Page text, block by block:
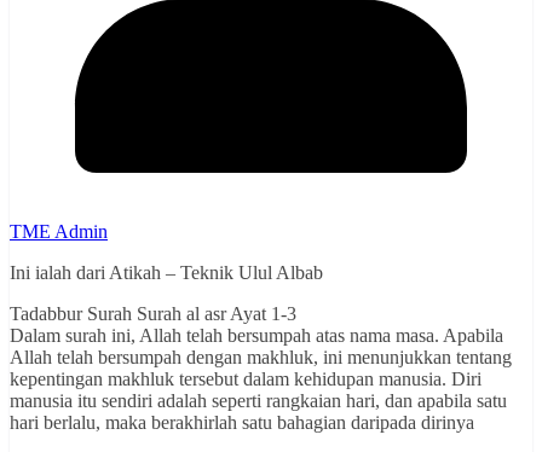
TME Admin
Ini ialah dari Atikah – Teknik Ulul Albab
Tadabbur Surah Surah al asr Ayat 1-3
Dalam surah ini, Allah telah bersumpah atas nama masa. Apabila
Allah telah bersumpah dengan makhluk, ini menunjukkan tentang
kepentingan makhluk tersebut dalam kehidupan manusia. Diri
manusia itu sendiri adalah seperti rangkaian hari, dan apabila satu
hari berlalu, maka berakhirlah satu bahagian daripada dirinya